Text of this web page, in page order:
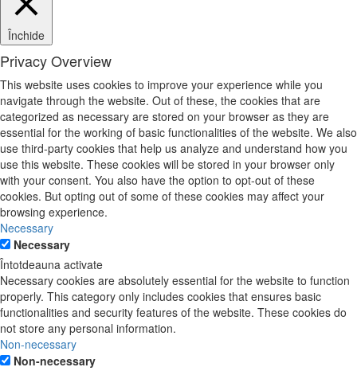
Închide
Privacy Overview
This website uses cookies to improve your experience while you
navigate through the website. Out of these, the cookies that are
categorized as necessary are stored on your browser as they are
essential for the working of basic functionalities of the website. We also
use third-party cookies that help us analyze and understand how you
use this website. These cookies will be stored in your browser only
with your consent. You also have the option to opt-out of these
cookies. But opting out of some of these cookies may affect your
browsing experience.
Necessary
Necessary
Întotdeauna activate
Necessary cookies are absolutely essential for the website to function
properly. This category only includes cookies that ensures basic
functionalities and security features of the website. These cookies do
not store any personal information.
Non-necessary
Non-necessary